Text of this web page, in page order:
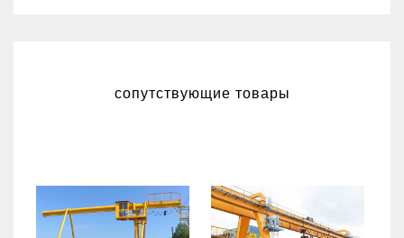
сопутствующие товары